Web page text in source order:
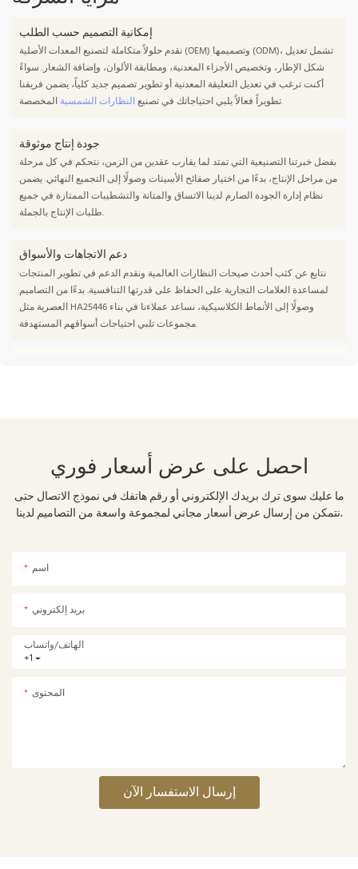
إمكانية التصميم حسب الطلب
نقدم حلولاً متكاملة لتصنيع المعدات الأصلية (OEM) وتصميمها (ODM)، تشمل تعديل
شكل الإطار، وتخصيص الأجزاء المعدنية، ومطابقة الألوان، وإضافة الشعار. سواءً
أكنت ترغب في تعديل التعليقة المعدنية أو تطوير تصميم جديد كلياً، يضمن فريقنا
تطويراً فعالاً يلبي احتياجاتك في تصنيعالنظارات الشمسية المخصصة.
جودة إنتاج موثوقة
بفضل خبرتنا التصنيعية التي تمتد لما يقارب عقدين من الزمن، نتحكم في كل مرحلة
من مراحل الإنتاج، بدءًا من اختيار صفائح الأسيتات وصولًا إلى التجميع النهائي. يضمن
نظام إدارة الجودة الصارم لدينا الاتساق والمتانة والتشطيبات الممتازة في جميع
طلبات الإنتاج بالجملة.
دعم الاتجاهات والأسواق
نتابع عن كثب أحدث صيحات النظارات العالمية ونقدم الدعم في تطوير المنتجات
لمساعدة العلامات التجارية على الحفاظ على قدرتها التنافسية. بدءًا من التصاميم
العصرية مثل HA25446 وصولًا إلى الأنماط الكلاسيكية، نساعد عملاءنا في بناء
مجموعات تلبي احتياجات أسواقهم المستهدفة.
احصل على عرض أسعار فوري
ما عليك سوى ترك بريدك الإلكتروني أو رقم هاتفك في نموذج الاتصال حتى
نتمكن من إرسال عرض أسعار مجاني لمجموعة واسعة من التصاميم لدينا.
اسم
بريد إلكتروني
+1
الهاتف/واتساب
المحتوى
إرسال الاستفسار الآن